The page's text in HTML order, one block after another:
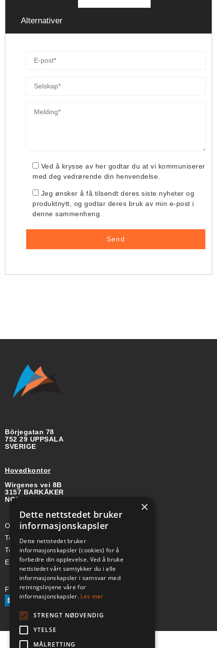
Alternativer
Ved å krysse av her godtar du at vi kommuniserer
med deg vedrørende din henvendelse.
Jeg ønsker å få tilsendt deres siste nyheter og
produktnytt, og godtar deres bruk av min e-post i
denne sammenheng.
Börjegatan 78
752 29 UPPSALA
SVERIGE
Hovedkontor
Wirgenes vei 8B
3157 BARKÅKER
NORGE
Org-nr: 985 958 203 MVA
Telefon (Nor): +47 334 50 910
Telefon (Swe): +46 70-748 08 19
E-post: sales@a-ss.net
Følg oss på:
×
Dette nettstedet bruker
informasjonskapsler
Dette nettstedet bruker
informasjonskapsler (cookies) for å
forbedre din opplevelse. Ved å bruke
nettstedet vårt samtykker du i alle
informasjonskapsler i samsvar med
retningslinjene våre for
informasjonskapsler. Les mer
STRENGT NØDVENDIG
YTELSE
MÅLRETTING